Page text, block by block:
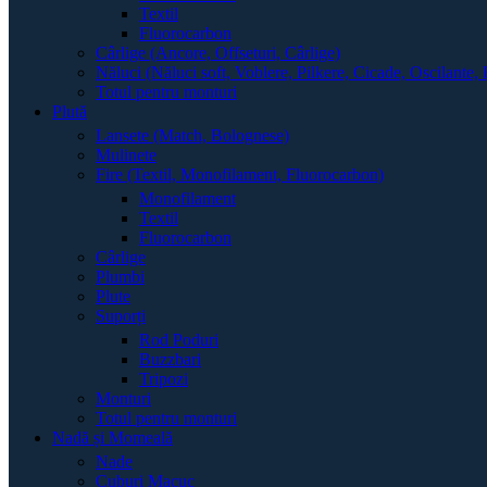
Textil
Fluorocarbon
Cârlige (Ancore, Offseturi, Cârlige)
Năluci (Năluci soft, Voblere, Pilkere, Cicade, Oscilante,
Totul pentru monturi
Plută
Lansete (Match, Bolognese)
Mulinete
Fire (Textil, Monofilament, Fluorocarbon)
Monofilament
Textil
Fluorocarbon
Cârlige
Plumbi
Plute
Suporți
Rod Poduri
Buzzbari
Tripozi
Monturi
Totul pentru monturi
Nadă și Momeală
Nade
Cuburi Macuc